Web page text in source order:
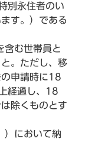
別永住者のい
す。）である
含む世帯員と
。ただし、移
申請時に18
経過し、18
除くものとす
）において納